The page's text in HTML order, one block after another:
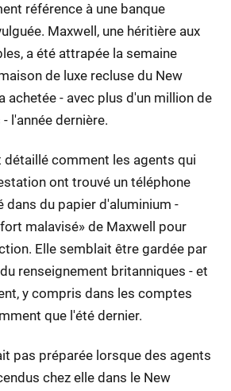
référence à une banque
Maxwell, une héritière aux
a été attrapée la semaine
de luxe recluse du New
achetée - avec plus d'un million de
l'année dernière.
détaillé comment les agents qui
ont trouvé un téléphone
dans du papier d'aluminium -
malavisé» de Maxwell pour
Elle semblait être gardée par
renseignement britanniques - et
y compris dans les comptes
que l'été dernier.
pas préparée lorsque des agents
chez elle dans le New